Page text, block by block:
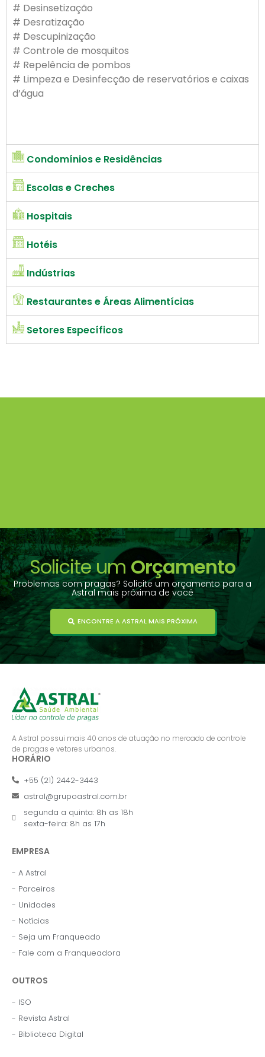
# Desinsetização
# Desratização
# Descupinização
# Controle de mosquitos
# Repelência de pombos
# Limpeza e Desinfecção de reservatórios e caixas
d’água
Condomínios e Residências
Escolas e Creches
Hospitais
Hotéis
Indústrias
Restaurantes e Áreas Alimentícias
Setores Específicos
Solicite um Orçamento
Problemas com pragas? Solicite um orçamento para a
Astral mais próxima de você
ENCONTRE A ASTRAL MAIS PRÓXIMA
A Astral possui mais 40 anos de atuação no mercado de controle
de pragas e vetores urbanos.
HORÁRIO
+55 (21) 2442-3443
astral@grupoastral.com.br
segunda a quinta: 8h as 18h
sexta-feira: 8h as 17h
EMPRESA
- A Astral
- Parceiros
- Unidades
- Notícias
- Seja um Franqueado
- Fale com a Franqueadora
OUTROS
- ISO
- Revista Astral
- Biblioteca Digital